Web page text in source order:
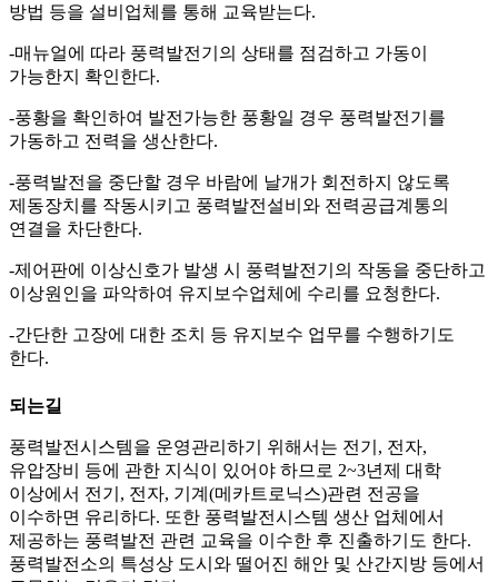
방법 등을 설비업체를 통해 교육받는다.
-매뉴얼에 따라 풍력발전기의 상태를 점검하고 가동이
가능한지 확인한다.
-풍황을 확인하여 발전가능한 풍황일 경우 풍력발전기를
가동하고 전력을 생산한다.
-풍력발전을 중단할 경우 바람에 날개가 회전하지 않도록
제동장치를 작동시키고 풍력발전설비와 전력공급계통의
연결을 차단한다.
-제어판에 이상신호가 발생 시 풍력발전기의 작동을 중단하고
이상원인을 파악하여 유지보수업체에 수리를 요청한다.
-간단한 고장에 대한 조치 등 유지보수 업무를 수행하기도
한다.
되는길
풍력발전시스템을 운영관리하기 위해서는 전기, 전자,
유압장비 등에 관한 지식이 있어야 하므로 2~3년제 대학
이상에서 전기, 전자, 기계(메카트로닉스)관련 전공을
이수하면 유리하다. 또한 풍력발전시스템 생산 업체에서
제공하는 풍력발전 관련 교육을 이수한 후 진출하기도 한다.
풍력발전소의 특성상 도시와 떨어진 해안 및 산간지방 등에서